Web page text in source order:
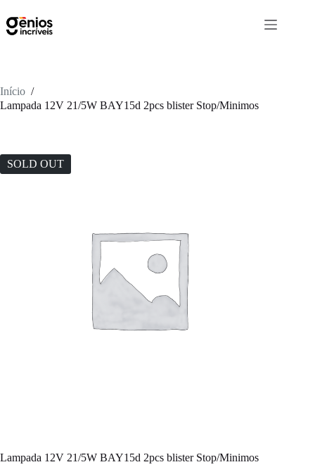
Início /
Lampada 12V 21/5W BAY15d 2pcs blister Stop/Minimos
SOLD OUT
Lampada 12V 21/5W BAY15d 2pcs blister Stop/Minimos